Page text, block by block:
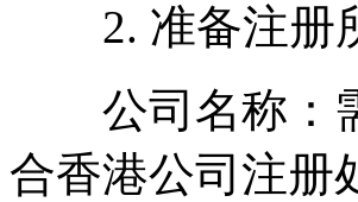
2. 准备注册
公司名称：需
合香港公司注册